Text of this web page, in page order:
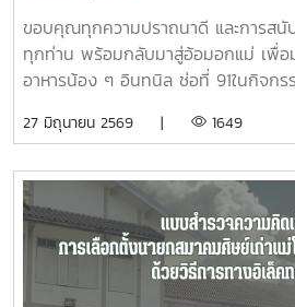
ขอบคุณทุกความปราถนาดี และการส
ทุกท่าน พร้อมกลับมาสู่อ้อมอกแม่ เพื่อ
อาหารน้อง ๆ อินทนิล ช่อที่ 91ในกิจก
คารวะในน้ำใจของทุกท่าน สมาคมศิษย์
27 มิถุนายน 2569 | 1649